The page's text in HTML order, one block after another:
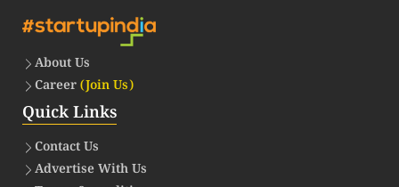
About Us
Career(Join Us)
Quick Links
Contact Us
Advertise With Us